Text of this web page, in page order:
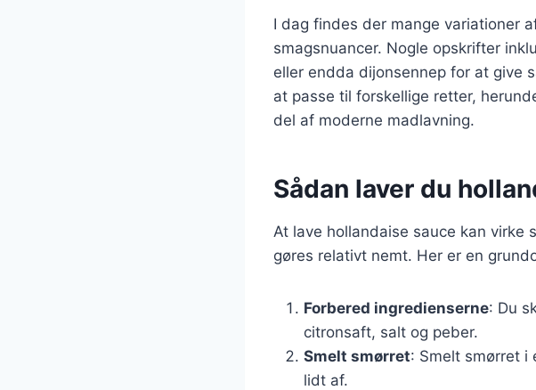
I dag findes der mange variationer
smagsnuancer. Nogle opskrifter
eller endda dijonsennep for at give
at passe til forskellige retter,
del af moderne madlavning.
Sådan laver du
At lave hollandaise sauce kan
gøres relativt nemt. Her er en
Forbered ingredienserne: Du
citronsaft, salt og peber.
Smelt smørret: Smelt smørret i
lidt af.